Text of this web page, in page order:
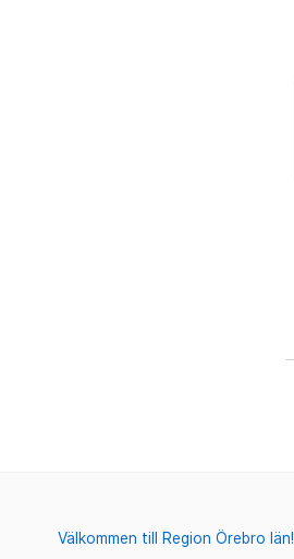
Välkommen till Region Örebro län!